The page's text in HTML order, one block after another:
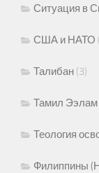
Ситуация в
США и НАТО
Талибан (3)
Тамил Ээлам
Теология
Филиппины